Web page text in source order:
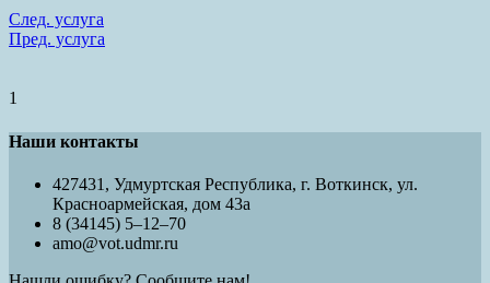
След. услуга
Пред. услуга
1
Наши контакты
427431, Удмуртская Республика, г. Воткинск, ул.
Красноармейская, дом 43а
8 (34145) 5–12–70
amo@vot.udmr.ru